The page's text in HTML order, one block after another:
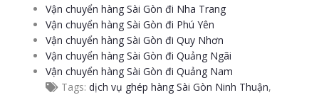
Vận chuyển hàng Sài Gòn đi Nha Trang
Vận chuyển hàng Sài Gòn đi Phú Yên
Vận chuyển hàng Sài Gòn đi Quy Nhơn
Vận chuyển hàng Sài Gòn đi Quảng Ngãi
Vận chuyển hàng Sài Gòn đi Quảng Nam
Tags: dịch vụ ghép hàng Sài Gòn Ninh Thuận,